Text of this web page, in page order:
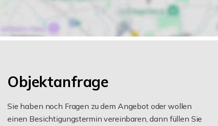
Objektanfrage
Sie haben noch Fragen zu dem Angebot oder wollen
einen Besichtigungstermin vereinbaren, dann füllen Sie